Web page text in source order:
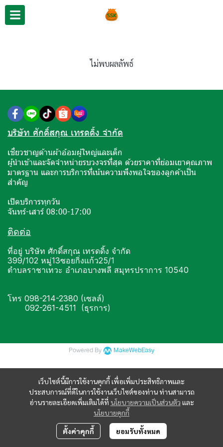
ไม่พบผลลัพธ์
เว็บไซต์นี้มีการใช้งานคุกกี้ เพื่อเพิ่มประสิทธิภาพและ
ประสบการณ์ที่ดีในการใช้งานเว็บไซต์ของท่าน ท่านสามารถ
อ่านรายละเอียดเพิ่มเติมได้ที่ นโยบายความเป็นส่วนตัว และ
นโยบายคุกกี้
ตั้งค่าคุกกี้ ยอมรับทั้งหมด
บริษัท ศักดิ์สกุณ เทรดดิ้ง จำกัด
เชี่ยวชาญด้านผ้าอ้อมผู้ใหญ่และเด็ก
ผู้นำเข้าและจัดจำหน่ายรบวงจรที่สุด ด้วยราคาที่ย่อมเยาคุณภาพ
มาตรฐาน และการบริการที่เน้นความพึงพอใจของลูกค้าเป็น
สำคัญ
เปิดบริการทุกวัน
จันทร์-เสาร์ 08:00-17:00
ติดต่อ
ที่อยู่ บริษัท ศักดิ์สกุณ เทรดดิ้ง จำกัด
399/102 หมู่13ซอยกิ่งแก้ว25/1
ตำบลราชาเทวะ อำเภอบางพลี สมุทรปราการ 10540
โทร 098-214-2380 (เซลล์)
092-261-4511 (ธุรการ)
Powered By MakeWebEasy